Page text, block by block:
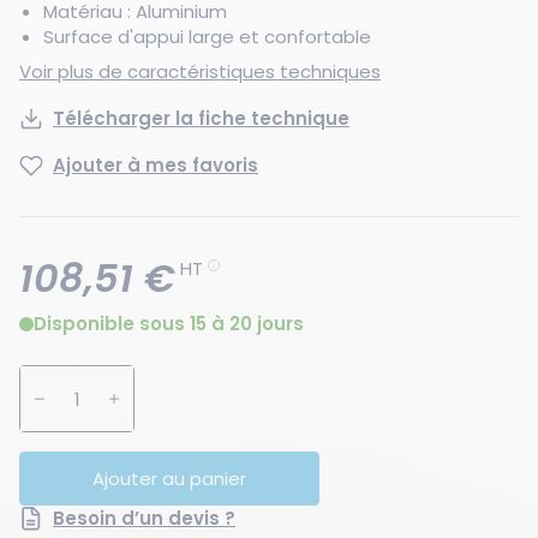
Matériau : Aluminium
Surface d'appui large et confortable
Voir plus de caractéristiques techniques
Télécharger la fiche technique
Ajouter à mes favoris
108,51 €HT
Disponible sous 15 à 20 jours
Augmenter la quantité
Ajouter au panier
Besoin d’un devis ?